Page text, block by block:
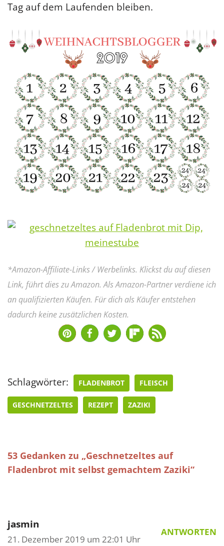
Tag auf dem Laufenden bleiben.
*Amazon-Affiliate-Links / Werbelinks. Klickst du auf diesen
Link, führt dies zu Amazon. Als Amazon-Partner verdiene ich
an qualifizierten Käufen. Für dich als Käufer entstehen
dadurch keine zusätzlichen Kosten.
Schlagwörter: FLADENBROT FLEISCH
GESCHNETZELTES REZEPT ZAZIKI
53 Gedanken zu „Geschnetzeltes auf
Fladenbrot mit selbst gemachtem Zaziki“
jasmin
21. Dezember 2019 um 22:01 Uhr
ANTWORTEN